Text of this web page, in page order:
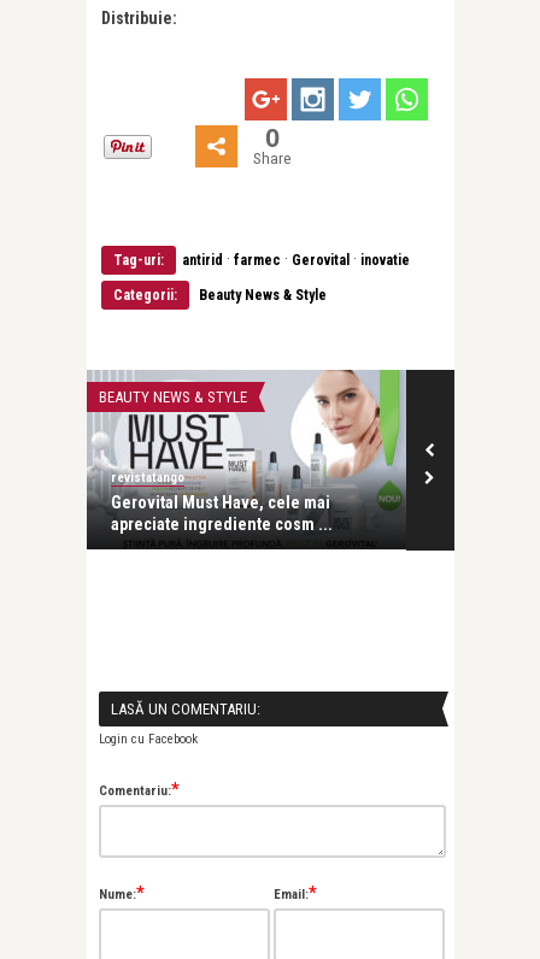
Distribuie:
0
Share
Tag-uri: antirid · farmec · Gerovital · inovatie
Categorii: Beauty News & Style
BEAUTY NEWS & STYLE
revistatango
Gerovital Must Have, cele mai
apreciate ingrediente cosm ...
LASĂ UN COMENTARIU:
Login cu Facebook
Comentariu:*
Nume:* Email:*